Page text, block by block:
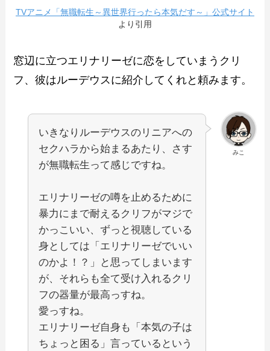
TVアニメ「無職転生～異世界行ったら本気だす～」公式サイト
より引用
窓辺に立つエリナリーゼに恋をしていまうクリ
フ、彼はルーデウスに紹介してくれと頼みます。
みこ
いきなりルーデウスのリニアへの
セクハラから始まるあたり、さす
が無職転生って感じですね。
エリナリーゼの噂を止めるために
暴力にまで耐えるクリフがマジで
かっこいい、ずっと視聴している
身としては「エリナリーゼでいい
のかよ！？」と思ってしまいます
が、それらも全て受け入れるクリ
フの器量が最高っすね。
愛っすね。
エリナリーゼ自身も「本気の子は
ちょっと困る」言っているという